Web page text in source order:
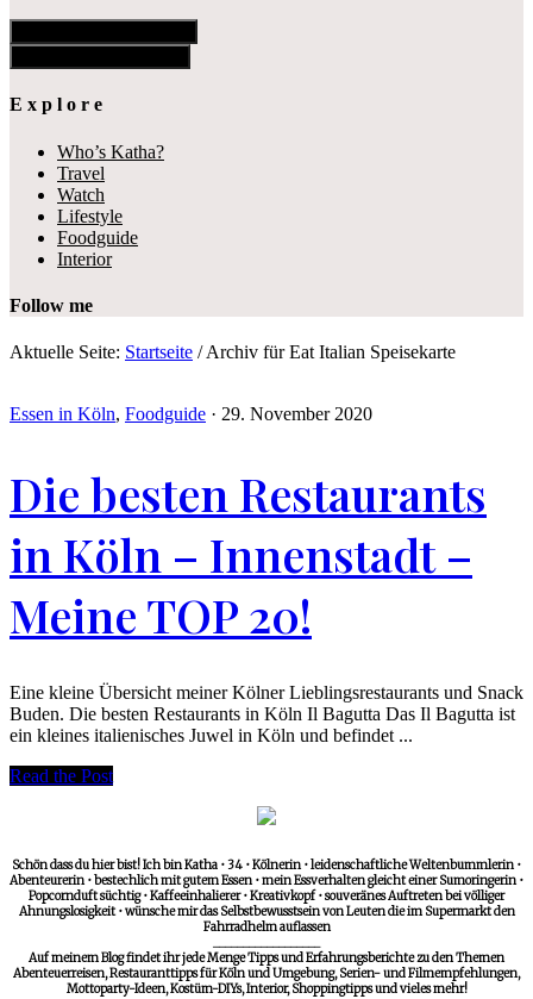
E x p l o r e
Who’s Katha?
Travel
Watch
Lifestyle
Foodguide
Interior
Follow me
Aktuelle Seite: Startseite /Archiv für Eat Italian Speisekarte
Essen in Köln, Foodguide · 29. November 2020
Die besten Restaurants
in Köln – Innenstadt –
Meine TOP 20!
Eine kleine Übersicht meiner Kölner Lieblingsrestaurants und Snack
Buden. Die besten Restaurants in Köln Il Bagutta Das Il Bagutta ist
ein kleines italienisches Juwel in Köln und befindet ...
Read the Post
Schön dass du hier bist! Ich bin Katha • 34 • Kölnerin • leidenschaftliche Weltenbummlerin •
Abenteurerin • bestechlich mit gutem Essen • mein Essverhalten gleicht einer Sumoringerin •
Popcornduft süchtig • Kaffeeinhalierer • Kreativkopf • souveränes Auftreten bei völliger
Ahnungslosigkeit • wünsche mir das Selbstbewusstsein von Leuten die im Supermarkt den
Fahrradhelm auflassen
__________________
Auf meinem Blog findet ihr jede Menge Tipps und Erfahrungsberichte zu den Themen
Abenteuerreisen, Restauranttipps für Köln und Umgebung, Serien- und Filmempfehlungen,
Mottoparty-Ideen, Kostüm-DIYs, Interior, Shoppingtipps und vieles mehr!